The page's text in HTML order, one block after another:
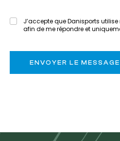
J’accepte que Danisports
afin de me répondre et